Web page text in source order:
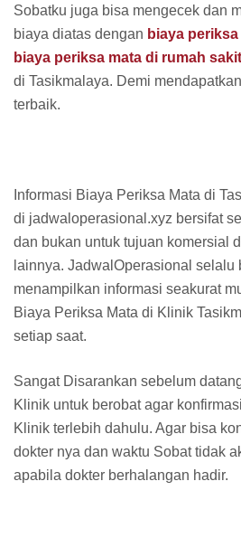
Sobatku juga bisa mengecek dan
biaya diatas dengan biaya
biaya periksa mata di rumah sakit
di Tasikmalaya. Demi
terbaik.
Informasi Biaya Periksa Mata di
di jadwaloperasional.xyz bersifat
dan bukan untuk tujuan komersial
lainnya. JadwalOperasional selalu
menampilkan informasi seakurat
Biaya Periksa Mata di Klinik
setiap saat.
Sangat Disarankan sebelum
Klinik untuk berobat agar
Klinik terlebih dahulu. Agar bisa
dokter nya dan waktu Sobat tidak
apabila dokter berhalangan hadir.